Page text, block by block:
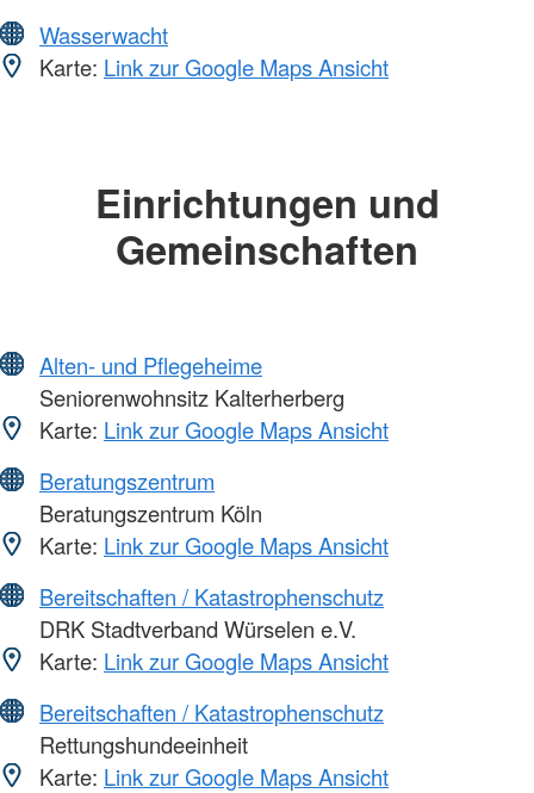
Wasserwacht
Karte: Link zur Google Maps Ansicht
Einrichtungen und
Gemeinschaften
Alten- und Pflegeheime
Seniorenwohnsitz Kalterherberg
Karte: Link zur Google Maps Ansicht
Beratungszentrum
Beratungszentrum Köln
Karte: Link zur Google Maps Ansicht
Bereitschaften / Katastrophenschutz
DRK Stadtverband Würselen e.V.
Karte: Link zur Google Maps Ansicht
Bereitschaften / Katastrophenschutz
Rettungshundeeinheit
Karte: Link zur Google Maps Ansicht